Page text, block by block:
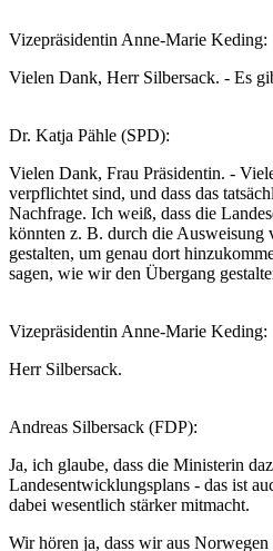
Vizepräsidentin Anne-Marie Keding:
Vielen Dank, Herr Silbersack. - Es
Dr. Katja Pähle (SPD):
Vielen Dank, Frau Präsidentin. -
verpflichtet sind, und dass das
Nachfrage. Ich weiß, dass die
könnten z. B. durch die Ausweisung
gestalten, um genau dort
sagen, wie wir den Übergang
Vizepräsidentin Anne-Marie Keding:
Herr Silbersack.
Andreas Silbersack (FDP):
Ja, ich glaube, dass die Ministerin
Landesentwicklungsplans - das ist
dabei wesentlich stärker mitmacht.
Wir hören ja, dass wir aus